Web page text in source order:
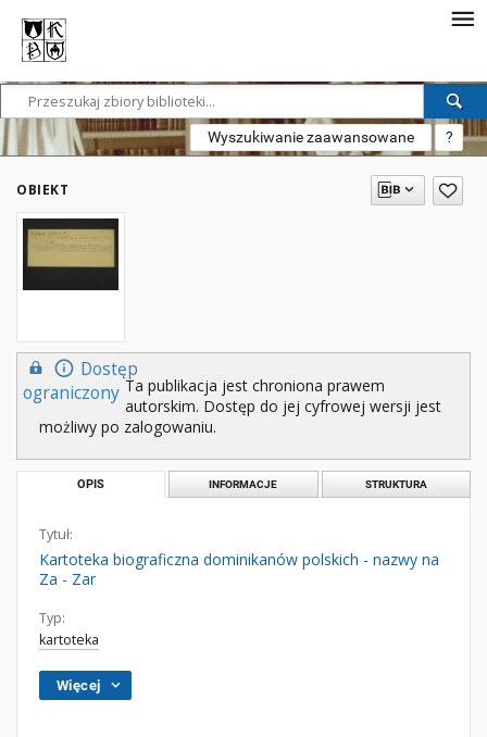
Wyszukiwanie zaawansowane ?
OBIEKT
Dostęp
ograniczony Ta publikacja jest chroniona prawem
autorskim. Dostęp do jej cyfrowej wersji jest
możliwy po zalogowaniu.
OPIS INFORMACJE STRUKTURA
Tytuł:
Kartoteka biograficzna dominikanów polskich - nazwy na
Za - Zar
Typ:
kartoteka
Więcej